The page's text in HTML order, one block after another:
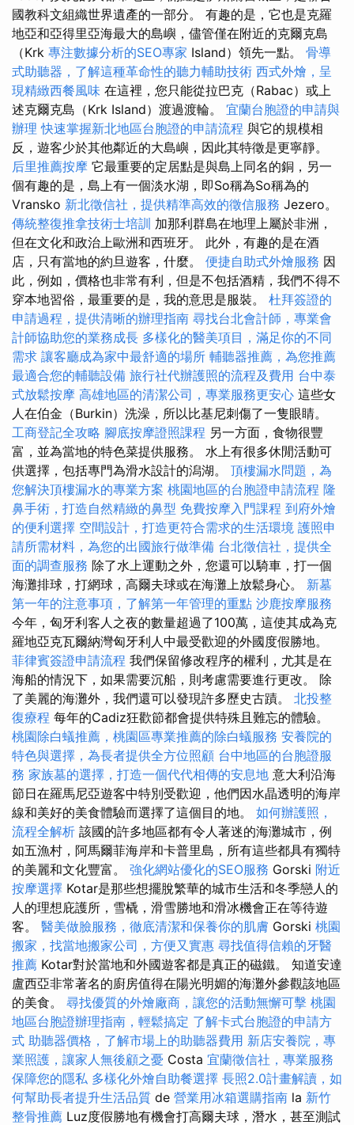
國教科文組織世界遺產的一部分。 有趣的是，它也是克羅
地亞和亞得里亞海最大的島嶼，儘管僅在附近的克爾克島
（Krk 專注數據分析的SEO專家 Island）領先一點。 骨導
式助聽器，了解這種革命性的聽力輔助技術 西式外燴，呈
現精緻西餐風味 在這裡，您只能從拉巴克（Rabac）或上
述克爾克島（Krk Island）渡過渡輪。 宜蘭台胞證的申請與
辦理 快速掌握新北地區台胞證的申請流程 與它的規模相
反，遊客少於其他鄰近的大島嶼，因此其特徵是更寧靜。
后里推薦按摩 它最重要的定居點是與島上同名的銅，另一
個有趣的是，島上有一個淡水湖，即So稱為So稱為的
Vransko 新北徵信社，提供精準高效的徵信服務 Jezero。
傳統整復推拿技術士培訓 加那利群島在地理上屬於非洲，
但在文化和政治上歐洲和西班牙。 此外，有趣的是在酒
店，只有當地的約旦遊客，什麼。 便捷自助式外燴服務 因
此，例如，價格也非常有利，但是不包括酒精，我們不得不
穿本地習俗，最重要的是，我的意思是服裝。 杜拜簽證的
申請過程，提供清晰的辦理指南 尋找台北會計師，專業會
計師協助您的業務成長 多樣化的醫美項目，滿足你的不同
需求 讓客廳成為家中最舒適的場所 輔聽器推薦，為您推薦
最適合您的輔聽設備 旅行社代辦護照的流程及費用 台中泰
式放鬆按摩 高雄地區的清潔公司，專業服務更安心 這些女
人在伯金（Burkin）洗澡，所以比基尼刺傷了一隻眼睛。
工商登記全攻略 腳底按摩證照課程 另一方面，食物很豐
富，並為當地的特色菜提供服務。 水上有很多休閒活動可
供選擇，包括專門為滑水設計的潟湖。 頂樓漏水問題，為
您解決頂樓漏水的專業方案 桃園地區的台胞證申請流程 隆
鼻手術，打造自然精緻的鼻型 免費按摩入門課程 到府外燴
的便利選擇 空間設計，打造更符合需求的生活環境 護照申
請所需材料，為您的出國旅行做準備 台北徵信社，提供全
面的調查服務 除了水上運動之外，您還可以騎車，打一個
海灘排球，打網球，高爾夫球或在海灘上放鬆身心。 新墓
第一年的注意事項，了解第一年管理的重點 沙鹿按摩服務
今年，匈牙利客人之夜的數量超過了100萬，這使其成為克
羅地亞克瓦爾納灣匈牙利人中最受歡迎的外國度假勝地。
菲律賓簽證申請流程 我們保留修改程序的權利，尤其是在
海船的情況下，如果需要沉船，則考慮需要進行更改。 除
了美麗的海灘外，我們還可以發現許多歷史古蹟。 北投整
復療程 每年的Cadiz狂歡節都會提供特殊且難忘的體驗。
桃園除白蟻推薦，桃園區專業推薦的除白蟻服務 安養院的
特色與選擇，為長者提供全方位照顧 台中地區的台胞證服
務 家族墓的選擇，打造一個代代相傳的安息地 意大利沿海
節日在羅馬尼亞遊客中特別受歡迎，他們因水晶透明的海岸
線和美好的美食體驗而選擇了這個目的地。 如何辦護照，
流程全解析 該國的許多地區都有令人著迷的海灘城市，例
如五漁村，阿馬爾菲海岸和卡普里島，所有這些都具有獨特
的美麗和文化豐富。 強化網站優化的SEO服務 Gorski 附近
按摩選擇 Kotar是那些想擺脫繁華的城市生活和冬季戀人的
人的理想庇護所，雪橇，滑雪勝地和滑冰機會正在等待遊
客。 醫美做臉服務，徹底清潔和保養你的肌膚 Gorski 桃園
搬家，找當地搬家公司，方便又實惠 尋找值得信賴的牙醫
推薦 Kotar對於當地和外國遊客都是真正的磁鐵。 知道安達
盧西亞非常著名的廚房值得在陽光明媚的海灘外參觀該地區
的美食。 尋找優質的外燴廠商，讓您的活動無懈可擊 桃園
地區台胞證辦理指南，輕鬆搞定 了解卡式台胞證的申請方
式 助聽器價格，了解市場上的助聽器費用 新店安養院，專
業照護，讓家人無後顧之憂 Costa 宜蘭徵信社，專業服務
保障您的隱私 多樣化外燴自助餐選擇 長照2.0計畫解讀，如
何幫助長者提升生活品質 de 營業用冰箱選購指南 la 新竹
整骨推薦 Luz度假勝地有機會打高爾夫球，潛水，甚至測試